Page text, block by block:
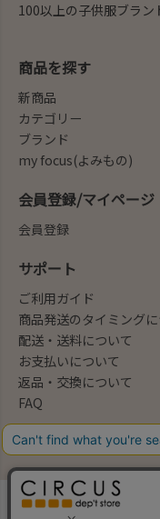
100以上の子供服ブラン
会社概要/お問合せ先
商品を探す
新商品
カテゴリー
ブランド
my focus(よみもの)
会員登録/マイページ
会員登録
サポート
ご利用ガイド
商品発送のタイミング
配送・送料について
お支払いについて
返品・交換について
FAQ
法律に基づく表示